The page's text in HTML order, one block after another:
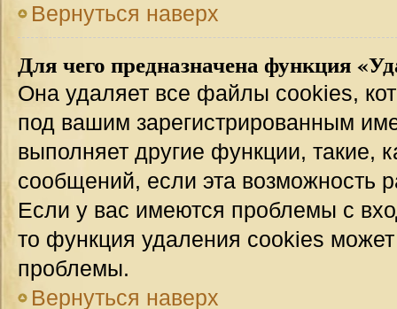
Вернуться наверх
Для чего предназначена функция
Она удаляет все файлы cookies,
под вашим зарегистрированным
выполняет другие функции, такие,
сообщений, если эта возможность
Если у вас имеются проблемы с
то функция удаления cookies
проблемы.
Вернуться наверх